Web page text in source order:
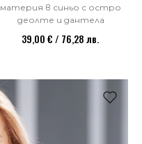
материя в синьо с остро
деолте и дантела
39,00 € / 76,28 лв.